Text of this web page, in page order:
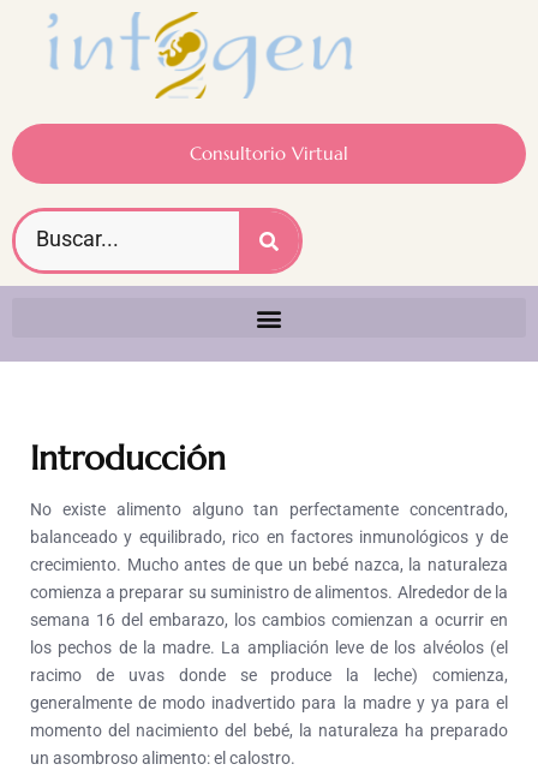
Consultorio Virtual
Introducción
No existe alimento alguno tan perfectamente concentrado,
balanceado y equilibrado, rico en factores inmunológicos y de
crecimiento. Mucho antes de que un bebé nazca, la naturaleza
comienza a preparar su suministro de alimentos. Alrededor de la
semana 16 del embarazo, los cambios comienzan a ocurrir en
los pechos de la madre. La ampliación leve de los alvéolos (el
racimo de uvas donde se produce la leche) comienza,
generalmente de modo inadvertido para la madre y ya para el
momento del nacimiento del bebé, la naturaleza ha preparado
un asombroso alimento: el calostro.